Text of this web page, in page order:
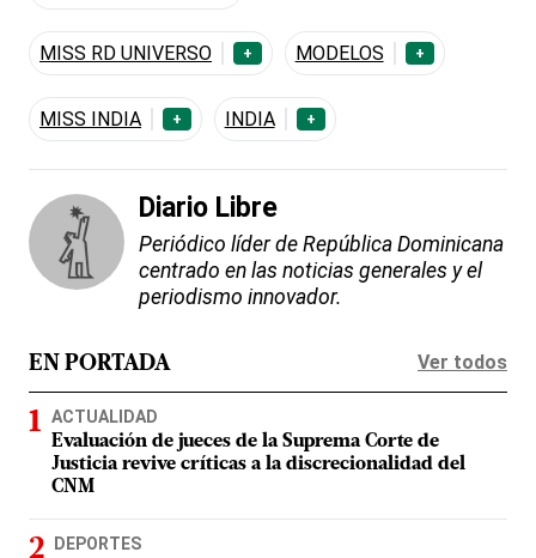
MISS RD UNIVERSO + MODELOS +
MISS INDIA + INDIA +
Diario Libre
Periódico líder de República Dominicana
centrado en las noticias generales y el
periodismo innovador.
EN PORTADA Ver todos
ACTUALIDAD
Evaluación de jueces de la Suprema Corte de
Justicia revive críticas a la discrecionalidad del
CNM
DEPORTES